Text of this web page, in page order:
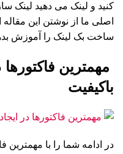
کنید و لینک می دهید
اصلی ما از نوشتن این
ساخت بک لینک را آموزش
مهمترین
باکیفیت
در ادامه شما را با مهمترین